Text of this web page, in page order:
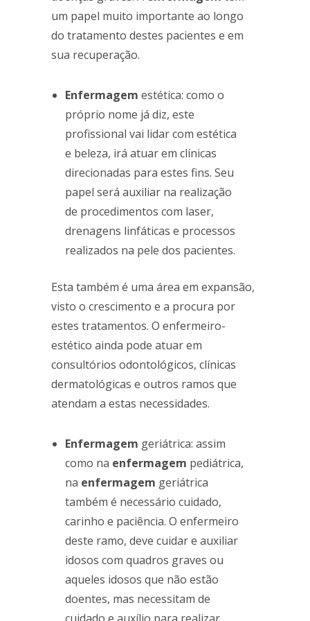
um papel muito importante ao longo
do tratamento destes pacientes e em
sua recuperação.
Enfermagem estética: como o
próprio nome já diz, este
profissional vai lidar com estética
e beleza, irá atuar em clínicas
direcionadas para estes fins. Seu
papel será auxiliar na realização
de procedimentos com laser,
drenagens linfáticas e processos
realizados na pele dos pacientes.
Esta também é uma área em expansão,
visto o crescimento e a procura por
estes tratamentos. O enfermeiro-
estético ainda pode atuar em
consultórios odontológicos, clínicas
dermatológicas e outros ramos que
atendam a estas necessidades.
Enfermagem geriátrica: assim
como na enfermagem pediátrica,
na enfermagem geriátrica
também é necessário cuidado,
carinho e paciência. O enfermeiro
deste ramo, deve cuidar e auxiliar
idosos com quadros graves ou
aqueles idosos que não estão
doentes, mas necessitam de